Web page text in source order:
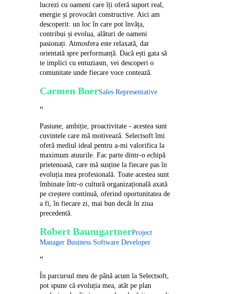
lucrezi cu oameni care îți oferă suport real,
energie și provocări constructive. Aici am
descoperit: un loc în care pot învăța,
contribui și evolua, alături de oameni
pasionați. Atmosfera este relaxată, dar
orientată spre performanță. Dacă ești gata să
te implici cu entuziasm, vei descoperi o
comunitate unde fiecare voce contează.
Carmen BoerSales Representative
“
Pasiune, ambiție, proactivitate - acestea sunt
cuvintele care mă motivează. Selectsoft îmi
oferă mediul ideal pentru a-mi valorifica la
maximum atuurile. Fac parte dintr-o echipă
prietenoasă, care mă susține la fiecare pas în
evoluția mea profesională. Toate acestea sunt
îmbinate într-o cultură organizațională axată
pe creștere continuă, oferind oportunitatea de
a fi, în fiecare zi, mai bun decât în ziua
precedentă.
Robert BaumgartnerProject
Manager Business Software Developer
“
În parcursul meu de până acum la Selectsoft,
pot spune că evoluția mea, atât pe plan